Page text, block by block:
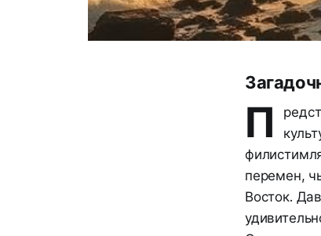
П
перемен,
Восток.